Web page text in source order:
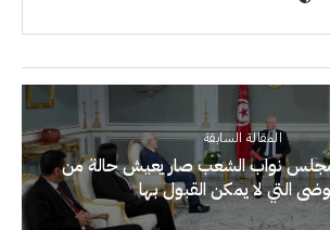
المقالة السابقة
نواب الشعب صار يعيش حالة من
التي لا يمكن القبول بها